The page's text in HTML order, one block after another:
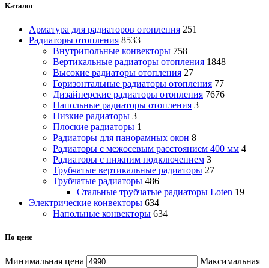
Каталог
Арматура для радиаторов отопления 251
Радиаторы отопления 8533
Внутрипольные конвекторы 758
Вертикальные радиаторы отопления 1848
Высокие радиаторы отопления 27
Горизонтальные радиаторы отопления 77
Дизайнерские радиаторы отопления 7676
Напольные радиаторы отопления 3
Низкие радиаторы 3
Плоские радиаторы 1
Радиаторы для панорамных окон 8
Радиаторы с межосевым расстоянием 400 мм 4
Радиаторы с нижним подключением 3
Трубчатые вертикальные радиаторы 27
Трубчатые радиаторы 486
Cтальные трубчатые радиаторы Loten 19
Электрические конвекторы 634
Напольные конвекторы 634
По цене
Минимальная цена
Максимальная